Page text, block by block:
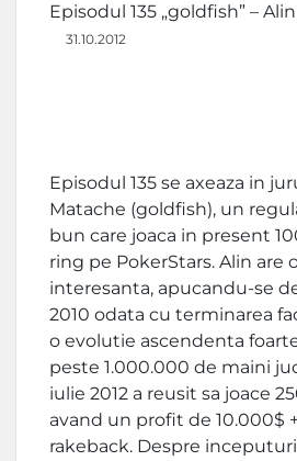
Episodul 135 „goldfish” –
31.10.2012
Episodul 135 se axeaza in
Matache (goldfish), un
bun care joaca in present
ring pe PokerStars. Alin are
interesanta, apucandu-se
2010 odata cu terminarea
o evolutie ascendenta
peste 1.000.000 de maini
iulie 2012 a reusit sa joace
avand un profit de 10.000$
rakeback. Despre